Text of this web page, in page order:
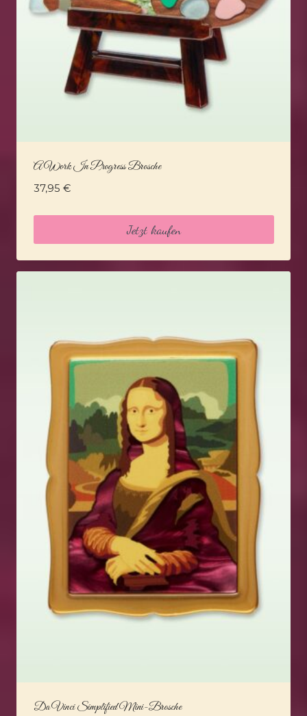
A Work In Progress Brosche
37,95 €
Jetzt kaufen
Da Vinci Simplified Mini-Brosche